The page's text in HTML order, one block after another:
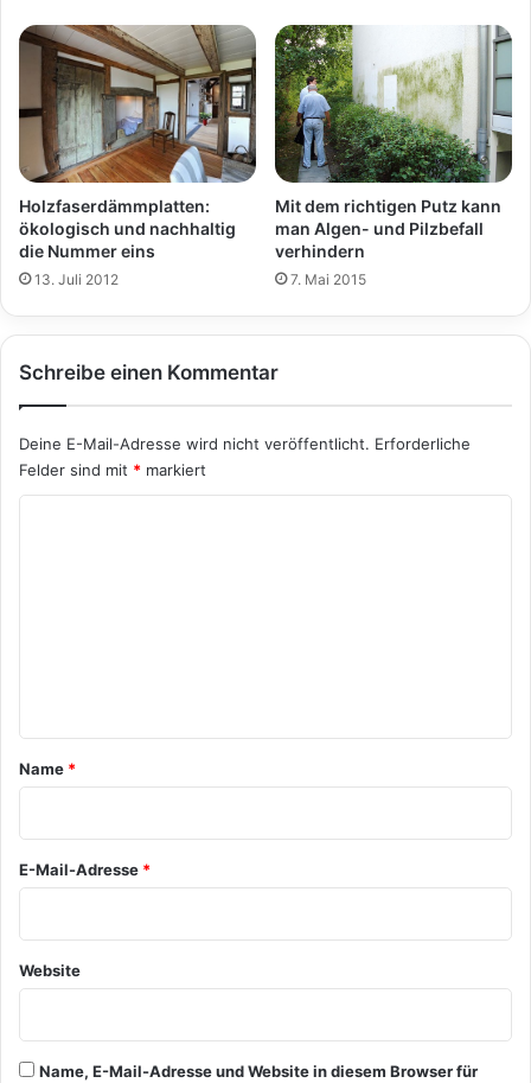
Holzfaserdämmplatten:
ökologisch und nachhaltig
die Nummer eins
13. Juli 2012
Mit dem richtigen Putz kann
man Algen- und Pilzbefall
verhindern
7. Mai 2015
Schreibe einen Kommentar
Deine E-Mail-Adresse wird nicht veröffentlicht. Erforderliche
Felder sind mit * markiert
a
*
Name *
E-Mail-Adresse *
Website
Name, E-Mail-Adresse und Website in diesem Browser für